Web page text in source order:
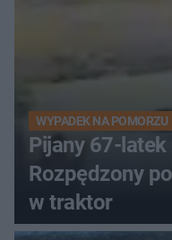
WYPADEK NA POMORZU
Pijany 67-
Rozpędzony
w traktor